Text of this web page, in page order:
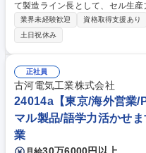
て製造ライン長として、セル生
作業員への指導、生産スケジュ
意義の高い医療機器製造に貢献できる仕事です。
製品生産スケジュール管理 ■生
造ラインの効率化の推進 ■製造ラ
職種 茨城【製造ライン長】社会
創業110年
業界未経験歓迎 資格取得支援あり
土日祝休み
正社員
古河電気工業株式会社
24014a【東京/海外営業/
マル製品/語学力活かせ
業